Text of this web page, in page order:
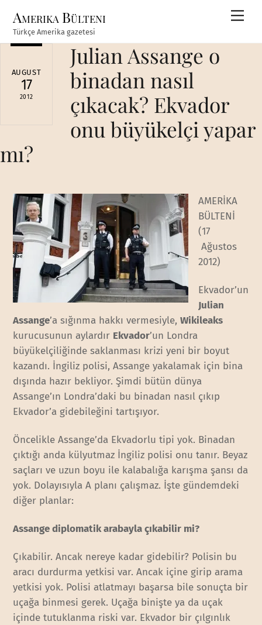
content
Amerika Bülteni
Türkçe Amerika gazetesi
AUGUST
17
2012
Julian Assange o
binadan nasıl
çıkacak? Ekvador
onu büyükelçi yapar
mı?
AMERİKA
BÜLTENİ
(17
Ağustos
2012)
Ekvador’un
Julian
Assange’a sığınma hakkı vermesiyle,Wikileaks
kurucusunun aylardır Ekvador’un Londra
büyükelçiliğinde saklanması krizi yeni bir boyut
kazandı. İngiliz polisi, Assange yakalamak için bina
dışında hazır bekliyor. Şimdi bütün dünya
Assange’ın Londra’daki bu binadan nasıl çıkıp
Ekvador’a gidebileğini tartışıyor.
Öncelikle Assange’da Ekvadorlu tipi yok. Binadan
çıktığı anda külyutmaz İngiliz polisi onu tanır. Beyaz
saçları ve uzun boyu ile kalabalığa karışma şansı da
yok. Dolayısıyla A planı çalışmaz. İşte gündemdeki
diğer planlar:
Assange diplomatik arabayla çıkabilir mi?
Çıkabilir. Ancak nereye kadar gidebilir? Polisin bu
aracı durdurma yetkisi var. Ancak içine girip arama
yetkisi yok. Polisi atlatmayı başarsa bile sonuçta bir
uçağa binmesi gerek. Uçağa binişte ya da uçak
içinde tutuklanma riski var. Ekvador bir çılgınlık